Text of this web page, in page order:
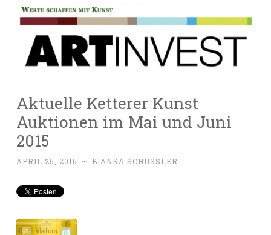
Aktuelle Ketterer Kunst
Auktionen im Mai und Juni
2015
APRIL 25, 2015 ~ BIANKA SCHÜSSLER